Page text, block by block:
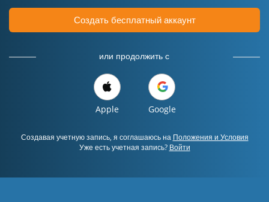
Создать бесплатный аккаунт
или продолжить с
Apple Google
Создавая учетную запись, я соглашаюсь на Положения и Условия
Уже есть учетная запись? Войти